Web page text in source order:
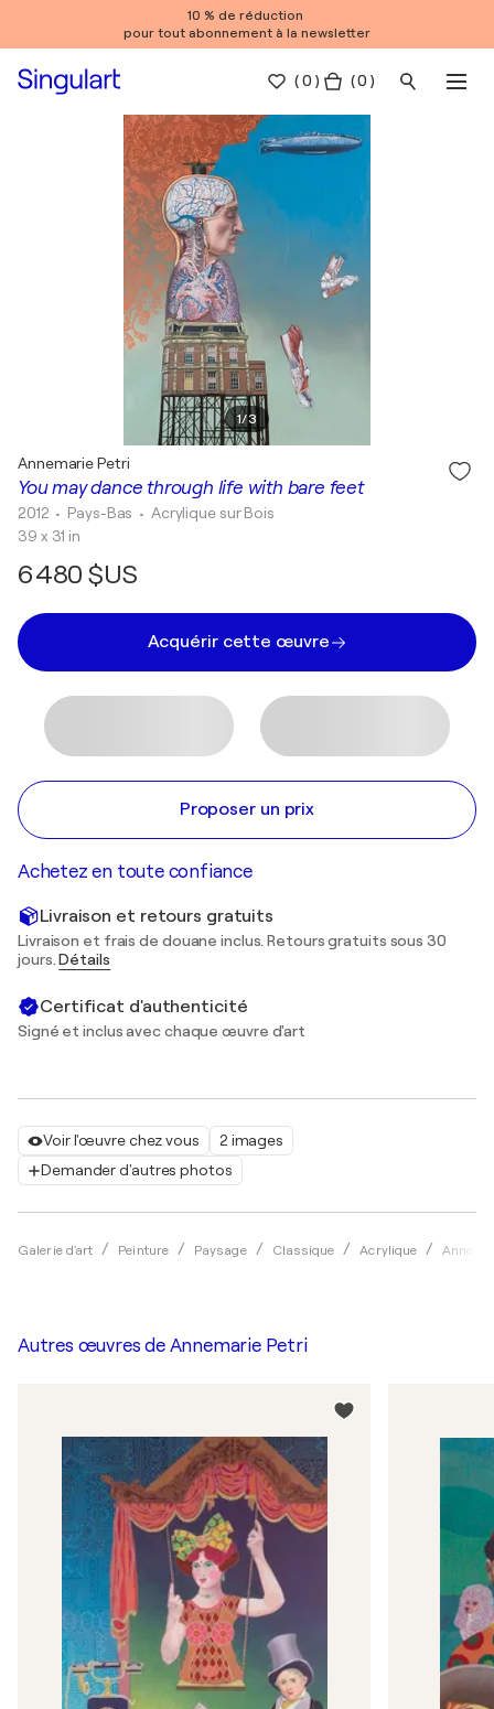
10 % de réduction
pour tout abonnement à la newsletter
(0 ) ( 0 )
1/3
Voir l'œuvre chez vous
2 images
Demander d'autres photos
Galerie d'art Peinture Paysage Classique Acrylique
You may dance through life with bare feet
Annemarie Petri
2012 • Pays-Bas • Acrylique sur Bois
39 x 31 in
6 480 $US
Acquérir cette œuvre
Proposer un prix
Achetez en toute confiance
Livraison et retours gratuits
Livraison et frais de douane inclus. Retours gratuits sous 30
jours.Détails
Certificat d'authenticité
Signé et inclus avec chaque œuvre d'art
Autres œuvres de Annemarie Petri